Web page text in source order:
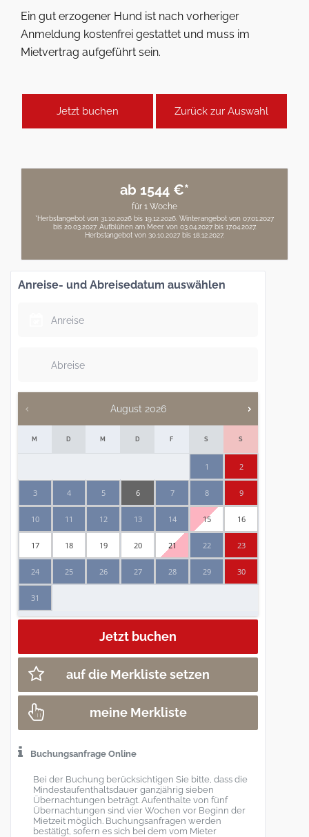
Ein gut erzogener Hund ist nach vorheriger
Anmeldung kostenfrei gestattet und muss im
Mietvertrag aufgeführt sein.
Jetzt buchen Zurück zur Auswahl
ab 1544 €*
für 1 Woche
*Herbstangebot von 31.10.2026 bis 19.12.2026. Winterangebot von 07.01.2027
bis 20.03.2027. Aufblühen am Meer von 03.04.2027 bis 17.04.2027.
Herbstangebot von 30.10.2027 bis 18.12.2027.
Anreise- und Abreisedatum auswählen
August 2026
M D M D F S S
1 2
3 4 5 6 7 8 9
10 11 12 13 14 15 16
17 18 19 20 21 22 23
24 25 26 27 28 29 30
31
auf die Merkliste setzen
meine Merkliste
Buchungsanfrage Online
Bei der Buchung berücksichtigen Sie bitte, dass die
Mindestaufenthaltsdauer ganzjährig sieben
Übernachtungen beträgt. Aufenthalte von fünf
Übernachtungen sind vier Wochen vor Beginn der
Mietzeit möglich. Buchungsanfragen werden
bestätigt, sofern es sich bei dem vom Mieter